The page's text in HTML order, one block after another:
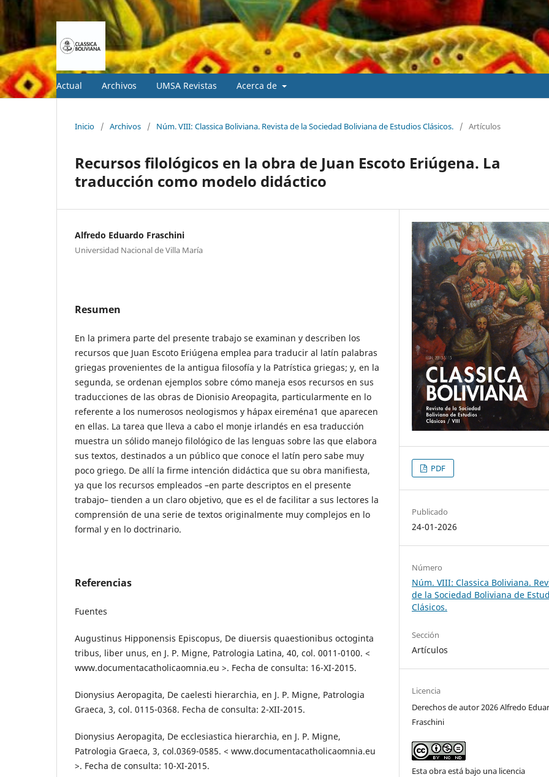
Actual Archivos UMSA Revistas Acerca de
Inicio / Archivos / Núm. VIII: Classica Boliviana. Revista de la Sociedad Boliviana de Estudios Clásicos. / Artículos
Recursos filológicos en la obra de Juan Escoto Eriúgena. La
traducción como modelo didáctico
Alfredo Eduardo Fraschini
Universidad Nacional de Villa María
Resumen
En la primera parte del presente trabajo se examinan y describen los
recursos que Juan Escoto Eriúgena emplea para traducir al latín palabras
griegas provenientes de la antigua filosofía y la Patrística griegas; y, en la
segunda, se ordenan ejemplos sobre cómo maneja esos recursos en sus
traducciones de las obras de Dionisio Areopagita, particularmente en lo
referente a los numerosos neologismos y hápax eireména1 que aparecen
en ellas. La tarea que lleva a cabo el monje irlandés en esa traducción
muestra un sólido manejo filológico de las lenguas sobre las que elabora
sus textos, destinados a un público que conoce el latín pero sabe muy
poco griego. De allí la firme intención didáctica que su obra manifiesta,
ya que los recursos empleados –en parte descriptos en el presente
trabajo– tienden a un claro objetivo, que es el de facilitar a sus lectores la
comprensión de una serie de textos originalmente muy complejos en lo
formal y en lo doctrinario.
Referencias
Fuentes
Augustinus Hipponensis Episcopus, De diuersis quaestionibus octoginta
tribus, liber unus, en J. P. Migne, Patrologia Latina, 40, col. 0011-0100. <
www.documentacatholicaomnia.eu >. Fecha de consulta: 16-XI-2015.
Dionysius Aeropagita, De caelesti hierarchia, en J. P. Migne, Patrologia
Graeca, 3, col. 0115-0368. Fecha de consulta: 2-XII-2015.
Dionysius Aeropagita, De ecclesiastica hierarchia, en J. P. Migne,
Patrologia Graeca, 3, col.0369-0585. < www.documentacatholicaomnia.eu
>. Fecha de consulta: 10-XI-2015.
PDF
Publicado
24-01-2026
Número
Núm. VIII: Classica Boliviana.
de la Sociedad Boliviana de
Clásicos.
Sección
Artículos
Licencia
Derechos de autor 2026 Alfredo
Fraschini
Esta obra está bajo una licencia